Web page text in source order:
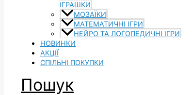
ІГРАШКИ
МОЗАЇКИ
МАТЕМАТИЧНІ ІГРИ
НЕЙРО ТА ЛОГОПЕДИЧНІ ІГРИ
НОВИНКИ
АКЦІЇ
СПІЛЬНІ ПОКУПКИ
Пошук